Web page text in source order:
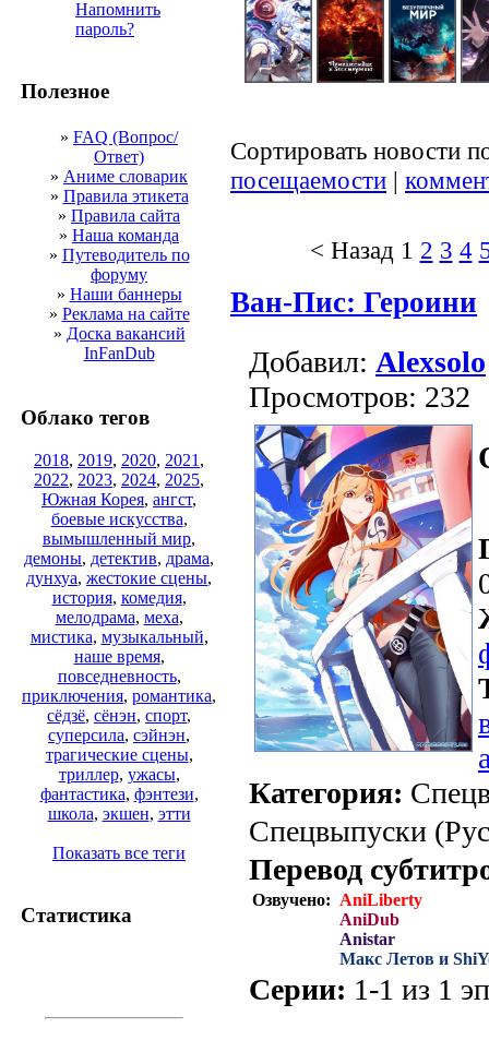
Напомнить
пароль?
Полезное
» FAQ (Вопрос/
Ответ)
» Аниме словарик
» Правила этикета
» Правила сайта
» Наша команда
» Путеводитель по
форуму
» Наши баннеры
» Реклама на сайте
» Доска вакансий
InFanDub
Облако тегов
2018, 2019, 2020, 2021 ,
2022, 2023, 2024, 2025,
Южная Корея, ангст,
боевые искусства,
вымышленный мир,
демоны, детектив, драма,
дунхуа, жестокие сцены,
история, комедия,
мелодрама, меха,
мистика, музыкальный,
наше время,
повседневность,
приключения, романтика,
сёдзё, сёнэн, спорт,
суперсила, сэйнэн,
трагические сцены,
триллер, ужасы,
фантастика, фэнтези,
школа, экшен, этти
Показать все теги
Статистика
Сортировать новости
посещаемости |
< Назад 1 2 3 4
Ван-Пис: Героини
Добавил: Alexsolo
Просмотров: 232
Категория:
Спецвыпуски
Перевод
Озвучено: AniLiberty
AniDub
Anistar
Макс Летов и
Серии: 1-1 из 1